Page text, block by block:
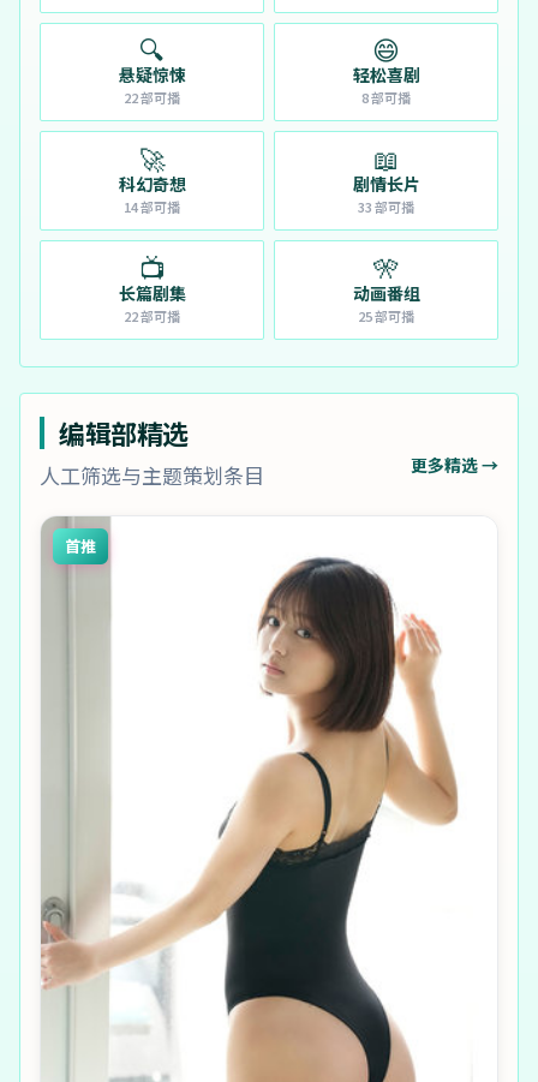
🔍
悬疑惊悚
22部可播
😄
轻松喜剧
8部可播
🚀
科幻奇想
14部可播
📖
剧情长片
33部可播
📺
长篇剧集
22部可播
🎌
动画番组
25部可播
编辑部精选
人工筛选与主题策划条目 更多精选 →
首推